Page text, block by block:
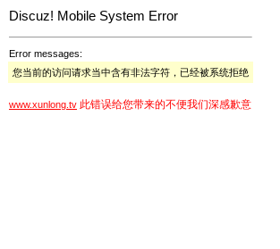
Discuz! Mobile System Error
Error messages:
您当前的访问请求当中含有非法字符，已经被系统拒绝
www.xunlong.tv 此错误给您带来的不便我们深感歉意